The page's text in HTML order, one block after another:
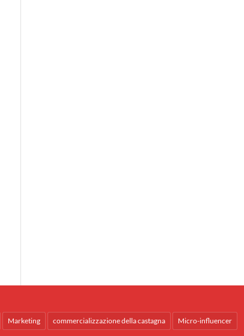
Marketing commercializzazione della castagna Micro-influencer